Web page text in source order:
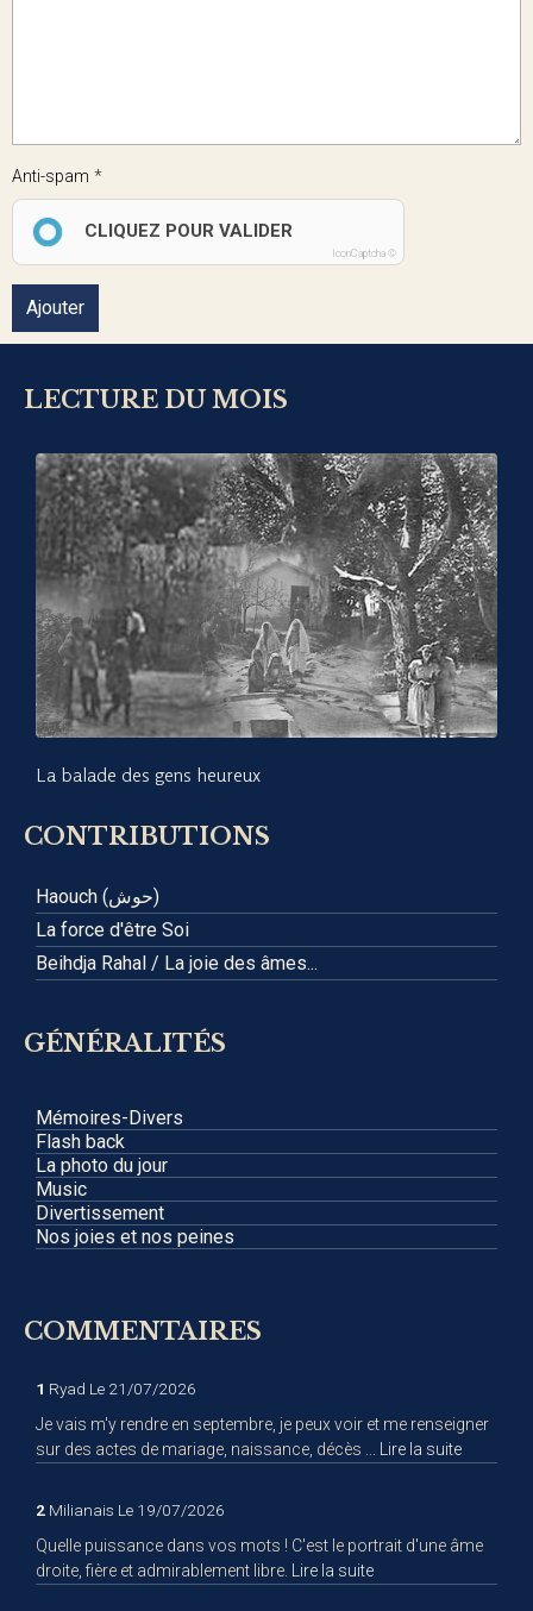
Anti-spam
CLIQUEZ POUR VALIDER
IconCaptcha ©
Ajouter
LECTURE DU MOIS
La balade des gens heureux
CONTRIBUTIONS
Haouch (حوش)
La force d'être Soi
Beihdja Rahal / La joie des âmes...
GÉNÉRALITÉS
Mémoires-Divers
Flash back
La photo du jour
Music
Divertissement
Nos joies et nos peines
COMMENTAIRES
1 Ryad Le 21/07/2026
Je vais m'y rendre en septembre, je peux voir et me renseigner
sur des actes de mariage, naissance, décès ...
Lire la suite
2 Milianais Le 19/07/2026
Quelle puissance dans vos mots ! C'est le portrait d'une âme
droite, fière et admirablement libre.
Lire la suite